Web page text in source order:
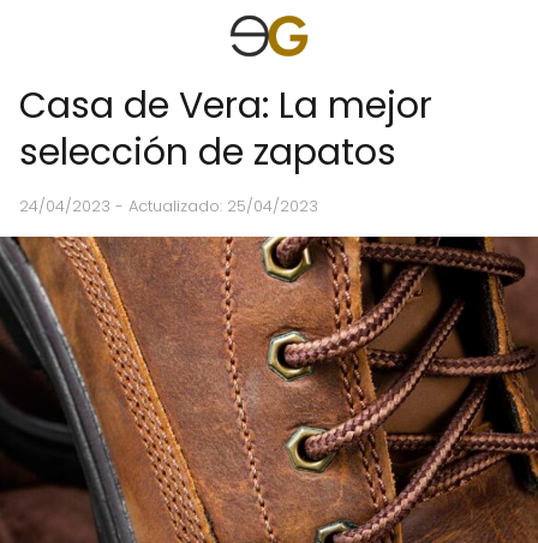
Casa de Vera: La mejor
selección de zapatos
24/04/2023 - Actualizado: 25/04/2023